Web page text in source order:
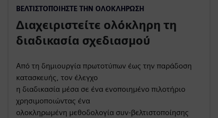
ΒΕΛΤΙΣΤΟΠΟΙΉΣΤΕ ΤΗΝ ΟΛΟΚΛΉΡΩΣΗ
Διαχειριστείτε ολόκληρη τη
διαδικασία σχεδιασμού
Από τη δημιουργία πρωτοτύπων έως την παράδοση
κατασκευής, τον έλεγχο
η διαδικασία μέσα σε ένα ενοποιημένο πιλοτήριο
χρησιμοποιώντας ένα
ολοκληρωμένη μεθοδολογία συν-βελτιστοποίησης